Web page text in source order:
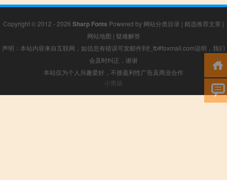
Copyright © 2012 - 2026 Sharp Fonts Powered by 网站分类目录 | 精选推荐文章 |
网站地图 | 疑难解答
声明：本站内容来自互联网，如信息有错误可发邮件到f_fb#foxmail.com说明，我们
会及时纠正，谢谢
本站仅为个人兴趣爱好，不接盈利性广告及商业合作
小男孩